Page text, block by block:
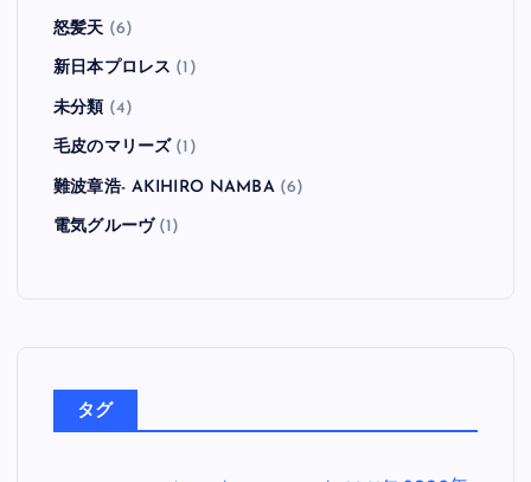
怒髪天 (6)
新日本プロレス (1)
未分類 (4)
毛皮のマリーズ (1)
難波章浩- AKIHIRO NAMBA(6)
電気グルーヴ(1)
タグ